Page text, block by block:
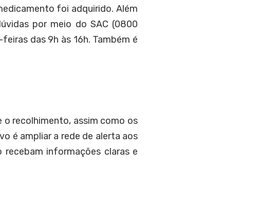
foi adquirido. Além
por meio do SAC (0800
das 9h às 16h. Também é
recolhimento, assim como os
é ampliar a rede de alerta aos
informações claras e